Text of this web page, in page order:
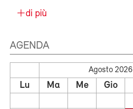
di più
AGENDA
Agosto 2026
Lu Ma Me Gio